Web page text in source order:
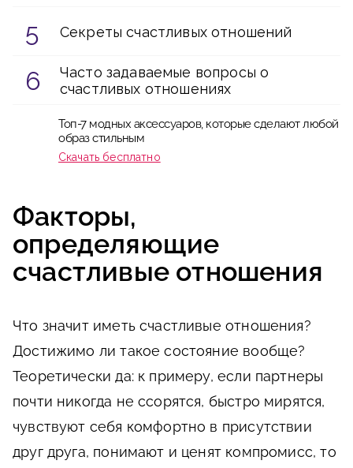
Секреты счастливых отношений
Часто задаваемые вопросы о
счастливых отношениях
Топ-7 модных аксессуаров, которые сделают любой
образ стильным
Скачать бесплатно
Факторы,
определяющие
счастливые отношения
Что значит иметь счастливые отношения?
Достижимо ли такое состояние вообще?
Теоретически да: к примеру, если партнеры
почти никогда не ссорятся, быстро мирятся,
чувствуют себя комфортно в присутствии
друг друга, понимают и ценят компромисс, то